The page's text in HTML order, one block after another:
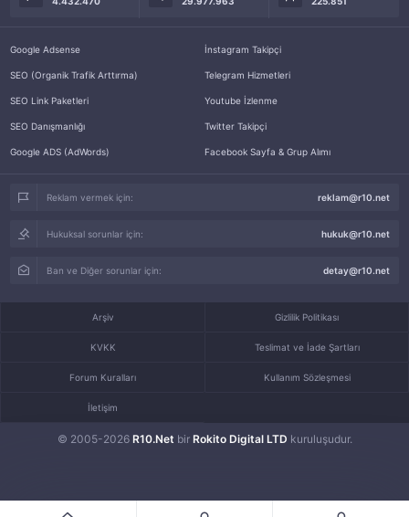
Google Adsense
SEO (Organik Trafik Arttırma)
SEO Link Paketleri
SEO Danışmanlığı
Google ADS (AdWords)
İnstagram Takipçi
Telegram Hizmetleri
Youtube İzlenme
Twitter Takipçi
Facebook Sayfa & Grup Alımı
Reklam vermek için: reklam@r10.net
Hukuksal sorunlar için: hukuk@r10.net
Ban ve Diğer sorunlar için: detay@r10.net
© 2005-2026 R10.Net bir Rokito Digital LTD kuruluşudur.
Arşiv Gizlilik Politikası
KVKK Teslimat ve İade Şartları
Forum Kuralları Kullanım Sözleşmesi
İletişim